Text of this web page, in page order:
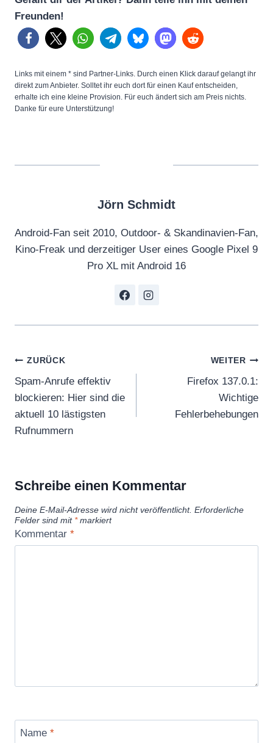
Freunden!
Links mit einem * sind Partner-Links. Durch einen Klick darauf gelangt ihr
direkt zum Anbieter. Solltet ihr euch dort für einen Kauf entscheiden,
erhalte ich eine kleine Provision. Für euch ändert sich am Preis nichts.
Danke für eure Unterstützung!
Jörn Schmidt
Android-Fan seit 2010, Outdoor- & Skandinavien-Fan,
Kino-Freak und derzeitiger User eines Google Pixel 9
Pro XL mit Android 16
Beitragsnavigation
ZURÜCK
Spam-Anrufe effektiv
blockieren: Hier sind die
aktuell 10 lästigsten
Rufnummern
WEITER
Firefox 137.0.1:
Wichtige
Fehlerbehebungen
Schreibe einen Kommentar
Deine E-Mail-Adresse wird nicht veröffentlicht. Erforderliche
Felder sind mit *markiert
Kommentar *
Name *